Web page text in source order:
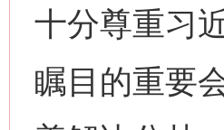
十分尊重习
瞩目的重要